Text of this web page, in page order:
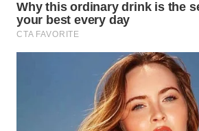
WN
LIKUPANG